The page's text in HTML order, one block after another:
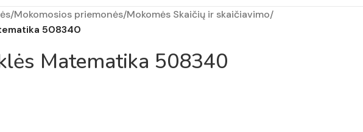
/Mokomosios priemonės/Mokomės Skaičių ir skaičiavimo/
508340
Matematika 508340